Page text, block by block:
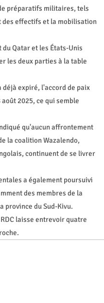
préparatifs militaires, tels
des effectifs et la mobilisation
Qatar et les États-Unis
les deux parties à la table
déjà expiré, l'accord de paix
2025, ce qui semble
qu'aucun affrontement
la coalition Wazalendo,
continuent de se livrer
a également poursuivi
des membres de la
province du Sud-Kivu.
laisse entrevoir quatre